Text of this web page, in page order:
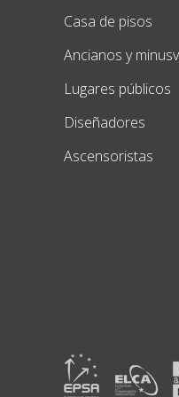
Casa de pisos
Ancianos y
Lugares públicos
Diseñadores
Ascensoristas